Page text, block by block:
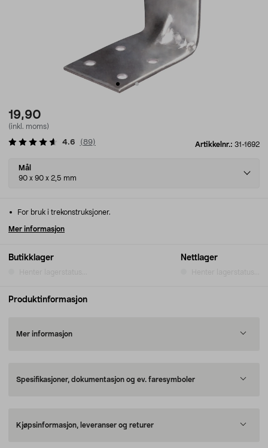
19,90
(inkl. moms)
Artikkelnr.: 31-1692
4.6 (89)
Select
variant
Mål
90 x 90 x 2,5 mm
Butikklager Nettlager
For bruk i trekonstruksjoner.
Mer informasjon
Produktinformasjon
Mer informasjon
Spesifikasjoner, dokumentasjon og ev. faresymboler
Kjøpsinformasjon, leveranser og returer